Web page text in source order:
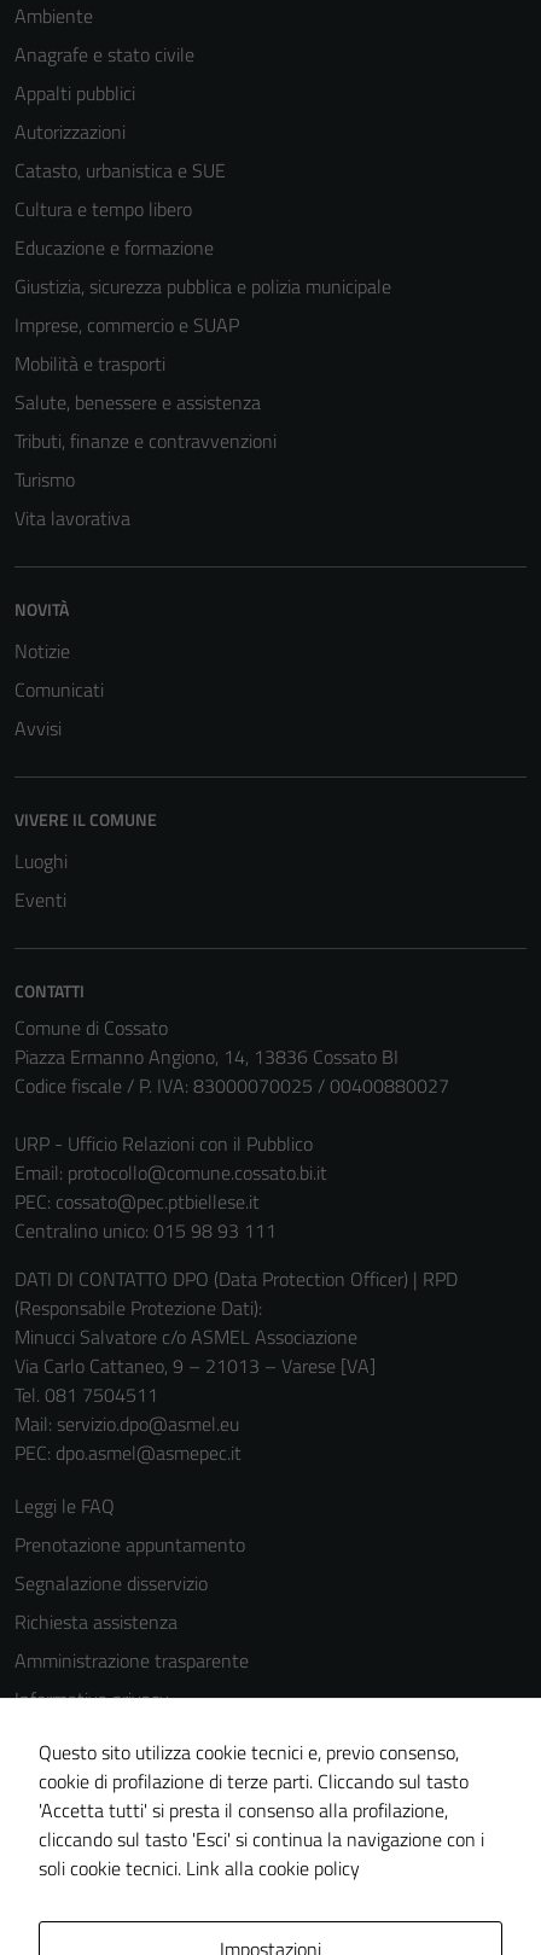
Ambiente
Anagrafe e stato civile
Appalti pubblici
Autorizzazioni
Catasto, urbanistica e SUE
Cultura e tempo libero
Educazione e formazione
Giustizia, sicurezza pubblica e polizia municipale
Imprese, commercio e SUAP
Mobilità e trasporti
Salute, benessere e assistenza
Tributi, finanze e contravvenzioni
Turismo
Vita lavorativa
NOVITÀ
Notizie
Comunicati
Avvisi
VIVERE IL COMUNE
Luoghi
Eventi
CONTATTI
Comune di Cossato
Piazza Ermanno Angiono, 14, 13836 Cossato BI
Codice fiscale / P. IVA: 83000070025 / 00400880027
URP - Ufficio Relazioni con il Pubblico
Email: protocollo@comune.cossato.bi.it
PEC: cossato@pec.ptbiellese.it
Centralino unico: 015 98 93 111
DATI DI CONTATTO DPO (Data Protection Officer) | RPD
(Responsabile Protezione Dati):
Minucci Salvatore c/o ASMEL Associazione
Via Carlo Cattaneo, 9 – 21013 – Varese [VA]
Tel. 081 7504511
Mail: servizio.dpo@asmel.eu
PEC: dpo.asmel@asmepec.it
Leggi le FAQ
Prenotazione appuntamento
Segnalazione disservizio
Richiesta assistenza
Amministrazione trasparente
Informativa privacy
Cookie Policy
Note legali
Dichiarazione di accessibilità
Piano di miglioramento del sito
Questo sito utilizza cookie tecnici e, previo consenso,
cookie di profilazione di terze parti. Cliccando sul tasto
'Accetta tutti' si presta il consenso alla profilazione,
cliccando sul tasto 'Esci' si continua la navigazione con i
soli cookie tecnici. Link alla cookie policy
Impostazioni
sono necessari
disabilitati.
personali.